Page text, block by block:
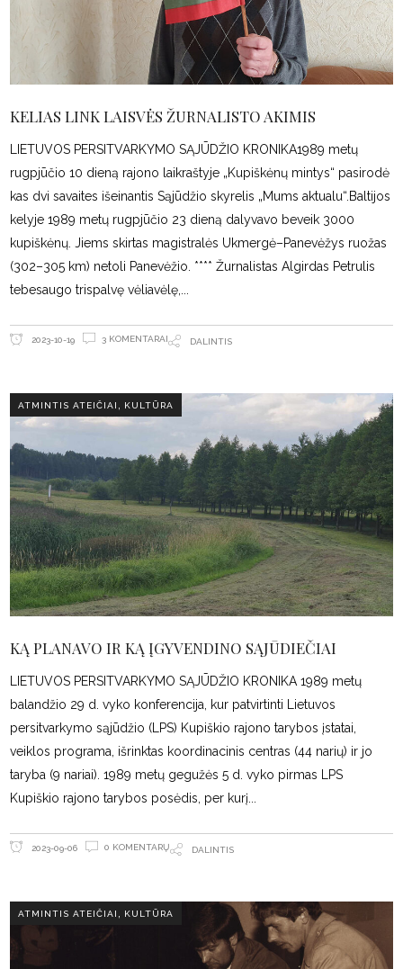
KELIAS LINK LAISVĖS ŽURNALISTO AKIMIS
LIETUVOS PERSITVARKYMO SĄJŪDŽIO KRONIKA1989 metų
rugpjūčio 10 dieną rajono laikraštyje „Kupiškėnų mintys“ pasirodė
kas dvi savaites išeinantis Sąjūdžio skyrelis „Mums aktualu“.Baltijos
kelyje 1989 metų rugpjūčio 23 dieną dalyvavo beveik 3000
kupiškėnų. Jiems skirtas magistralės Ukmergė–Panevėžys ruožas
(302–305 km) netoli Panevėžio. **** Žurnalistas Algirdas Petrulis
tebesaugo trispalvę vėliavėlę,
2023-10-19 3 KOMENTARAI DALINTIS
ATMINTIS ATEIČIAI , KULTŪRA
KĄ PLANAVO IR KĄ ĮGYVENDINO SĄJŪDIEČIAI
LIETUVOS PERSITVARKYMO SĄJŪDŽIO KRONIKA 1989 metų
balandžio 29 d. vyko konferencija, kur patvirtinti Lietuvos
persitvarkymo sąjūdžio (LPS) Kupiškio rajono tarybos įstatai,
veiklos programa, išrinktas koordinacinis centras (44 narių) ir jo
taryba (9 nariai). 1989 metų gegužės 5 d. vyko pirmas LPS
Kupiškio rajono tarybos posėdis, per kurį
2023-09-06 0 KOMENTARŲ DALINTIS
ATMINTIS ATEIČIAI KULTŪRA